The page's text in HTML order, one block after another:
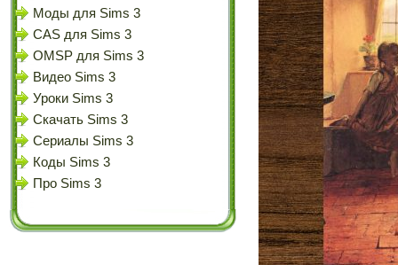
Моды для Sims 3
CAS для Sims 3
OMSP для Sims 3
Видео Sims 3
Уроки Sims 3
Скачать Sims 3
Сериалы Sims 3
Коды Sims 3
Про Sims 3